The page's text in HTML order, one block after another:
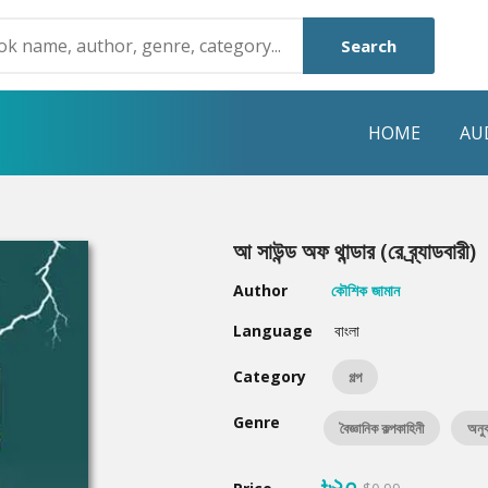
Search
HOME
Humayun Ahmed
Mouri Morium
Hot & New
আ সাউন্ড অফ থান্ডার (রে ব্র্যাডবারী)
Author
কৌশিক জামান
Language
বাংলা
Category গল্প
Genre বৈজ্ঞানিক কল্পকাহিনী